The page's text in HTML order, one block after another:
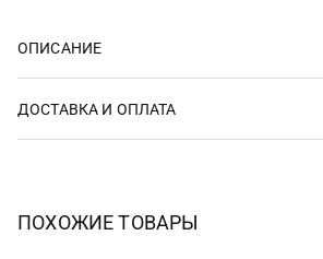
ОПИСАНИЕ
ДОСТАВКА И ОПЛАТА
ПОХОЖИЕ ТОВАРЫ